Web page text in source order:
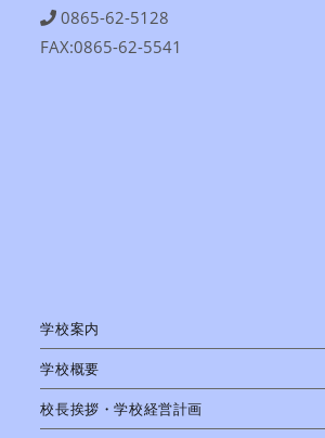
0865-62-5128
FAX:0865-62-5541
学校案内
学校概要
校長挨拶・学校経営計画